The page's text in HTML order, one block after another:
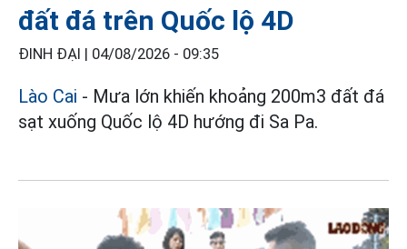
đất đá trên Quốc lộ 4D
ĐINH ĐẠI | 04/08/2026 - 09:35
Lào Cai - Mưa lớn khiến khoảng 200m3 đất đá
sạt xuống Quốc lộ 4D hướng đi Sa Pa.